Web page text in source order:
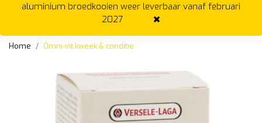
aluminium broedkooien weer leverbaar vanaf februari
2027
Home Omni-vit kweek & conditie